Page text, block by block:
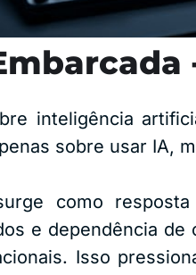
inteligência
sobre usar IA,
como
e dependência
Isso